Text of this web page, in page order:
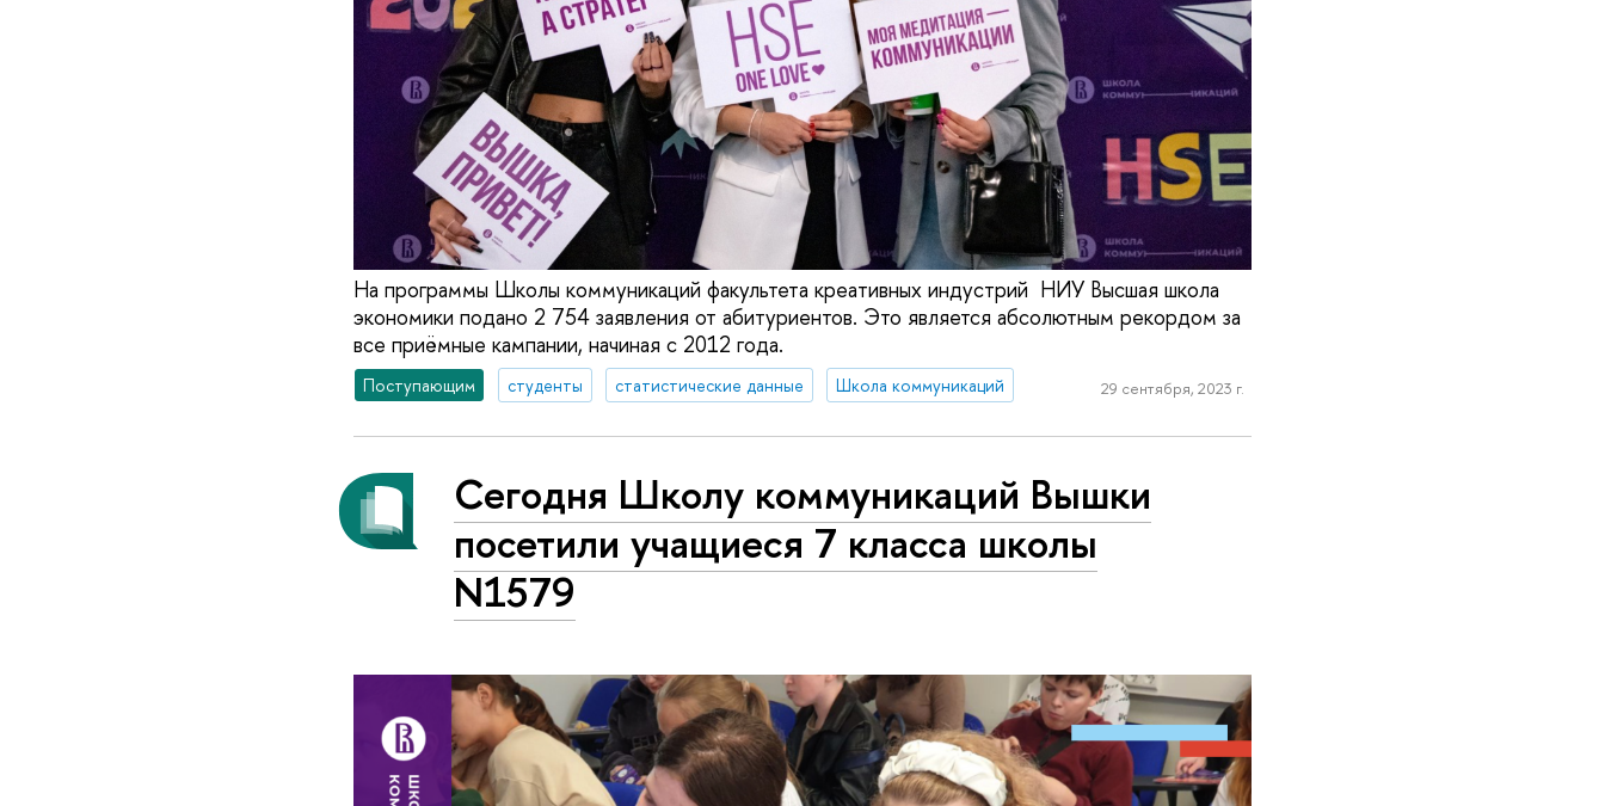
На программы Школы коммуникаций факультета креативных индустрий НИУ Высшая школа
экономики подано 2 754 заявления от абитуриентов. Это является абсолютным рекордом за
все приёмные кампании, начиная с 2012 года.
Поступающим студенты статистические данные Школа коммуникаций 29 сентября, 2023 г.
Сегодня Школу коммуникаций Вышки
посетили учащиеся 7 класса школы
N1579